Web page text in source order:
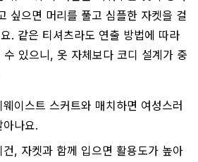
싶으면 머리를 풀고 심플한 자켓을 걸
. 같은 티셔츠라도 연출 방법에 따라
있으니, 옷 자체보다 코디 설계가 중
웨이스트 스커트와 매치하면 여성스러
나요.
건, 자켓과 함께 입으면 활용도가 높아